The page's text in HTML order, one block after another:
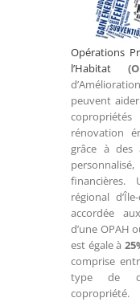
Opérations
l’Habitat
peuvent
rénovation
grâce à des
financières.
régional
accordée
d’une OPAH
est égale à
comprise
type de
copropriété.